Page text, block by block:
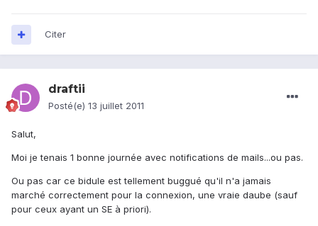
Citer
draftii
Posté(e) 13 juillet 2011
Salut,
Moi je tenais 1 bonne journée avec notifications de mails...ou pas.
Ou pas car ce bidule est tellement buggué qu'il n'a jamais
marché correctement pour la connexion, une vraie daube (sauf
pour ceux ayant un SE à priori).